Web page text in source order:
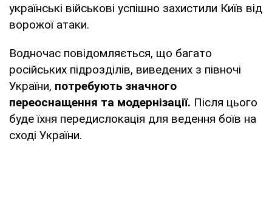
українські військові успішно захистили Київ від
ворожої атаки.
Водночас повідомляється, що багато
російських підрозділів, виведених з півночі
України, потребують значного
переоснащення та модернізації. Після цього
буде їхня передислокація для ведення боїв на
сході України.